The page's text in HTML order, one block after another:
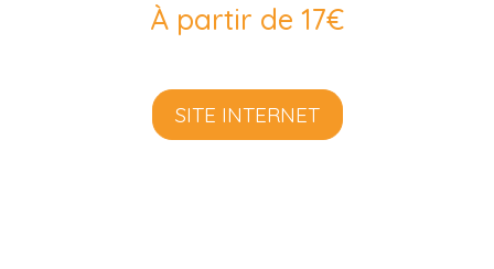
À partir de 17€
SITE INTERNET